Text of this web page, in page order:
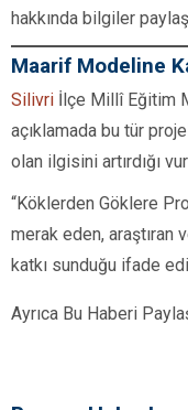
hakkında bilgiler
Maarif Modeline
Silivri İlçe Millî Eğitim
açıklamada bu tür
olan ilgisini artırdığı
“Köklerden Göklere
merak eden,
katkı sunduğu ifade
Ayrıca Bu Haberi